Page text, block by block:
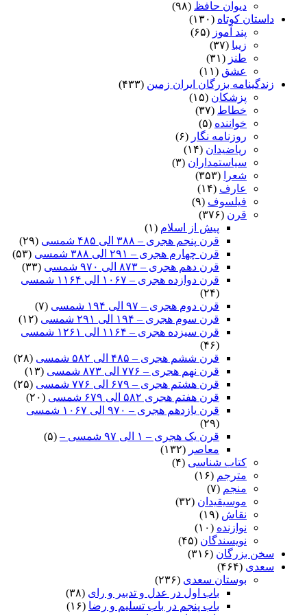
دیوان حافظ (۹۸)
داستان کوتاه (۱۳۰)
پند آموز (۶۵)
زیبا (۳۷)
طنز (۳۱)
عشق (۱۱)
زندگینامه بزرگان ایران زمین (۴۳۳)
پزشکان (۱۵)
خطاط (۳۷)
خواننده (۵)
روزنامه نگار (۶)
ریاضیدان (۱۴)
سیاستمداران (۳)
شعرا
(۳۵۳)
عارف (۱۴)
فیلسوف (۹)
قرن (۳۷۶)
پیش از اسلام (۱)
قرن پنجم هجری – ۳۸۸ الی ۴۸۵ شمسی
(۲۹)
قرن چهارم هجری – ۲۹۱ الی ۳۸۸ شمسی
(۵۳)
قرن دهم هجری – ۸۷۳ الی ۹۷۰ شمسی
(۳۳)
قرن دوازده هجری – ۱۰۶۷ الی ۱۱۶۴ شمسی
(۲۴)
قرن دوم هجری – ۹۷ الی ۱۹۴ شمسی
(۷)
قرن سوم هجری – ۱۹۴ الی ۲۹۱ شمسی
(۱۲)
قرن سیزده هجری – ۱۱۶۴ الی ۱۲۶۱ شمسی
(۴۶)
قرن ششم هجری – ۴۸۵ الی ۵۸۲ شمسی
(۲۸)
قرن نهم هجری – ۷۷۶ الی ۸۷۳ شمسی
(۱۳)
قرن هشتم هجری – ۶۷۹ الی ۷۷۶ شمسی
(۲۵)
قرن هفتم هجری ۵۸۲ الی ۶۷۹ شمسی
(۲۰)
قرن یازدهم هجری – ۹۷۰ الی ۱۰۶۷ شمسی
(۲۹)
قرن یک هجری – ۱ الی ۹۷ شمسی –
(۵)
معاصر (۱۳۲)
کتاب شناسی (۴)
مترجم (۱۶)
منجم (۷)
موسیقیدان (۳۲)
نقاش (۱۹)
نوازنده (۱۰)
نویسندگان (۴۵)
سخن بزرگان (۳۱۶)
سعدی (۴۶۴)
بوستان سعدی (۲۳۶)
باب اول در عدل و تدبیر و رای (۳۸)
باب پنجم در باب تسلیم و رضا (۱۶)